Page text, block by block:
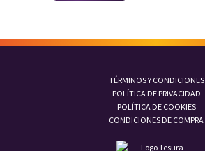
TÉRMINOS Y CONDICIONES
POLÍTICA DE PRIVACIDAD
POLÍTICA DE COOKIES
CONDICIONES DE COMPRA